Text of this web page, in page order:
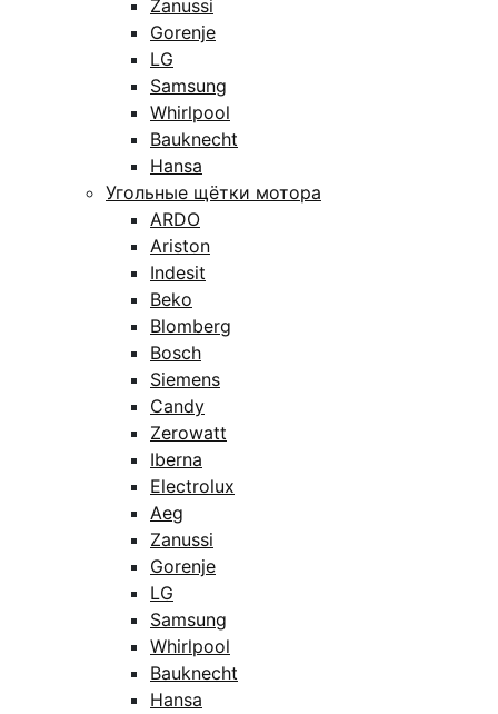
Zanussi
Gorenje
LG
Samsung
Whirlpool
Bauknecht
Hansa
Угольные щётки мотора
ARDO
Ariston
Indesit
Beko
Blomberg
Bosch
Siemens
Candy
Zerowatt
Iberna
Electrolux
Aeg
Zanussi
Gorenje
LG
Samsung
Whirlpool
Bauknecht
Hansa